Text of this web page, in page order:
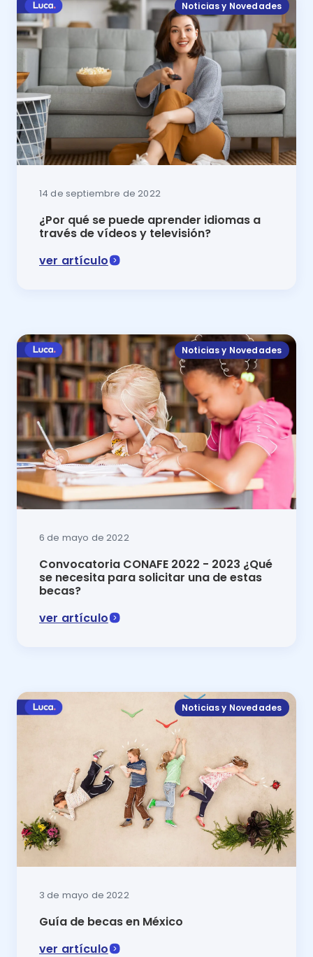
Noticias y Novedades
14 de septiembre de 2022
¿Por qué se puede aprender idiomas a
través de vídeos y televisión?
ver artículo
Noticias y Novedades
6 de mayo de 2022
Convocatoria CONAFE 2022 - 2023 ¿Qué
se necesita para solicitar una de estas
becas?
ver artículo
Noticias y Novedades
3 de mayo de 2022
Guía de becas en México
ver artículo